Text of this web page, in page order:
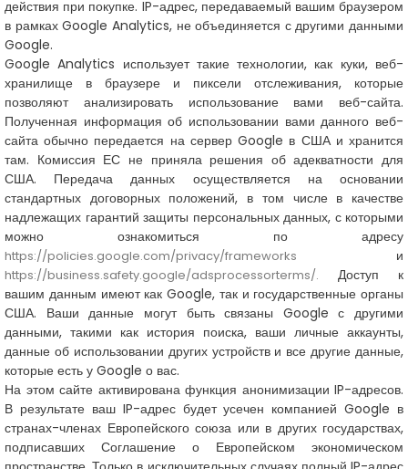
действия при покупке. IP-адрес, передаваемый вашим браузером
в рамках Google Analytics, не объединяется с другими данными
Google.
Google Analytics использует такие технологии, как куки, веб-
хранилище в браузере и пиксели отслеживания, которые
позволяют анализировать использование вами веб-сайта.
Полученная информация об использовании вами данного веб-
сайта обычно передается на сервер Google в США и хранится
там. Комиссия ЕС не приняла решения об адекватности для
США. Передача данных осуществляется на основании
стандартных договорных положений, в том числе в качестве
надлежащих гарантий защиты персональных данных, с которыми
можно ознакомиться по адресу
https://policies.google.com/privacy/frameworks и
https://business.safety.google/adsprocessorterms/. Доступ к
вашим данным имеют как Google, так и государственные органы
США. Ваши данные могут быть связаны Google с другими
данными, такими как история поиска, ваши личные аккаунты,
данные об использовании других устройств и все другие данные,
которые есть у Google о вас.
На этом сайте активирована функция анонимизации IP-адресов.
В результате ваш IP-адрес будет усечен компанией Google в
странах-членах Европейского союза или в других государствах,
подписавших Соглашение о Европейском экономическом